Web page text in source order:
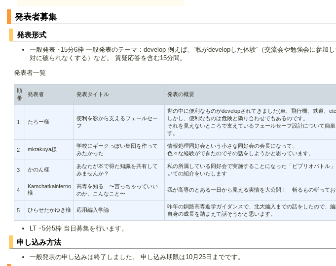
発表者募集
発表形式
一般発表 ･15分6枠 一般発表のテーマ：develop 例えば、”私がdevelopした体験”（交流会や勉強会に参加
対に破られなくする）など。 質疑応答を含む15分間。
発表者一覧
順
番
発表者 発表タイトル 発表の概要
1 たろー様
便利を影から支えるフェールセー
フ
世の中に便利なものがdevelopされてきました(車、飛行機、鉄道、
しかし、便利なものは危険と隣り合わせでもあるのです。
それを見えないところで支えているフェールセーフ設計について簡
す。
2 mktakuya様
学校にギークっぽい集団を作って
みたかった
情報処理同好会という小さな同好会の会長になって、
色々な経験ができたのでその話をしようかと思っています。
3 かのん様
あなたが本で得た知識を共有して
みませんか？
私の所属している同好会で実施することになった「ビブリオバトル
いての紹介をいたします
4
Kamchatkainferno
様
高専を知る 〜言っちゃっていい
のか、こんなこと〜
我が高専のとある一日から見える実情を大公開！ 斬るもの斬ってお
5 ひらせたかゆき様 応用編入学論
昨年の釧路高専進学ガイダンスで、北大編入までの話をしたので、
自身の成長を踏まえて話そうかと思います。
LT ･5分5枠 当日募集を行います。
申し込み方法
一般発表の申し込みは終了しました。 申し込み期限は10月25日までです。